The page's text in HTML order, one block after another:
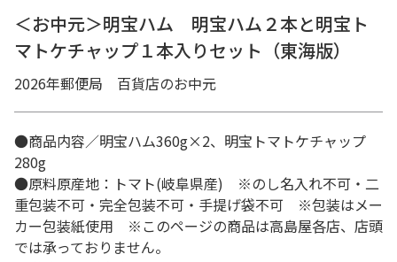
＜お中元＞明宝ハム 明宝ハム２本と明宝ト
マトケチャップ１本入りセット（東海版）
2026年郵便局 百貨店のお中元
●商品内容／明宝ハム360g×2、明宝トマトケチャップ
280g
●原料原産地：トマト(岐阜県産) ※のし名入れ不可・二
重包装不可・完全包装不可・手提げ袋不可 ※包装はメー
カー包装紙使用 ※このページの商品は高島屋各店、店頭
では承っておりません。